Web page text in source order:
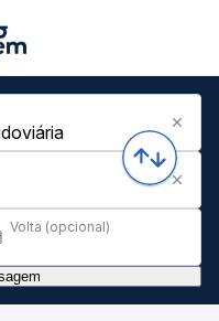
Volta (opcional)